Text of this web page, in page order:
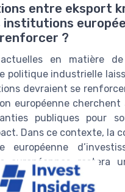
entre eksport
?
en matière
politique industrielle
devraient se
européenne cherchent
publiques pour
Dans ce contexte, la
européenne
européennes restera